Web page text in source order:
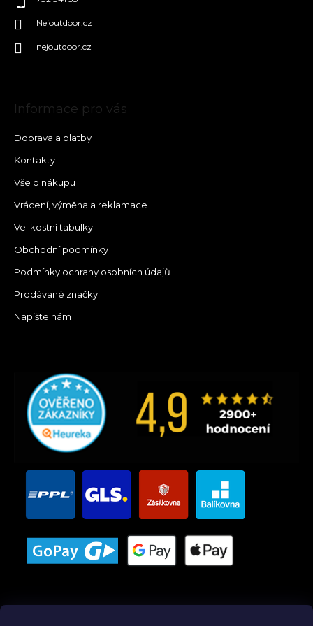
Nejoutdoor.cz
nejoutdoor.cz
Informace pro vás
Doprava a platby
Kontakty
Vše o nákupu
Vrácení, výměna a reklamace
Velikostní tabulky
Obchodní podmínky
Podmínky ochrany osobních údajů
Prodávané značky
Napište nám